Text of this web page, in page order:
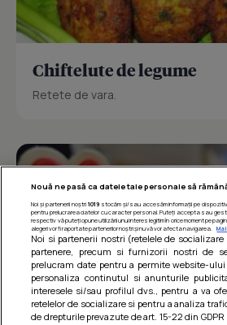
Chiftelute de legume
Retete de vara.
Nouă ne pasă ca datele tale personale să
Noi și partenerii noștri 1019stocăm și/sau accesăm informații pe
pentru prelucrarea datelor cu caracter personal. Puteți accepta sau
respectiv vă puteți opune utilizării unui interes legitim în orice moment pe
alegeri vor fi raportate partenerilor noștri și nu vă vor afecta navigarea.
Noi si partenerii nostri (retelele de
partenere, precum si furnizorii nostri de
prelucram date pentru a permite website-
personaliza continutul si anunturile
interesele si/sau profilul dvs., pentru a va
retelelor de socializare si pentru a analiza
de drepturile prevazute de art. 15-22 din